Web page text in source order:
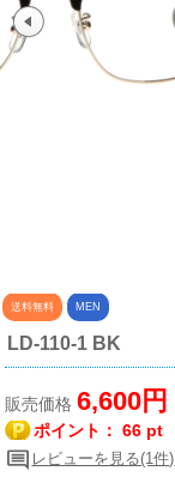
送料無料 MEN
LD-110-1 BK
販売価格6,600円
ポイント：66 pt
レビューを見る(1件)